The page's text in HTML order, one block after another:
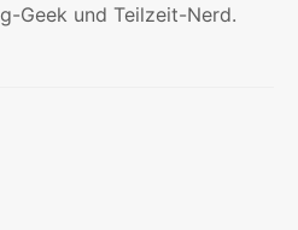
Geek und Teilzeit-Nerd.